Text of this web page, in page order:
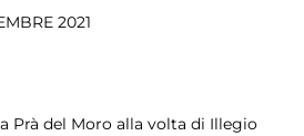
2021
Prà del Moro alla volta di Illegio